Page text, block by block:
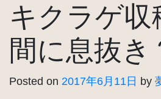
キクラゲ収
間に息抜き
Posted on 2017年6月11日 by